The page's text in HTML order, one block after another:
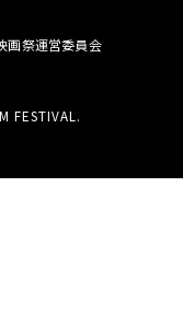
画祭運営委員会
FESTIVAL.